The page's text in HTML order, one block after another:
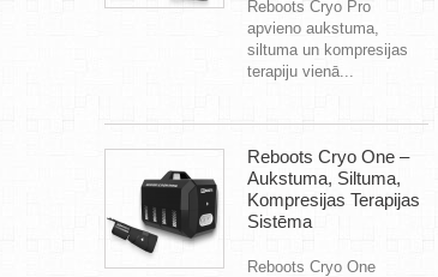
Reboots Cryo Pro
apvieno aukstuma,
siltuma un kompresijas
terapiju vienā...
Reboots Cryo One –
Aukstuma, Siltuma,
Kompresijas Terapijas
Sistēma
Reboots Cryo One